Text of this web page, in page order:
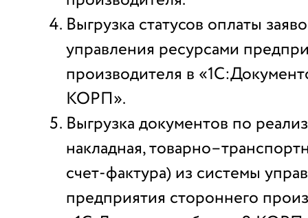
Выгрузка статусов оплаты
управления ресурсами
производителя в
КОРП».
Выгрузка документов по
накладная,
счет-фактура) из системы
предприятия стороннего